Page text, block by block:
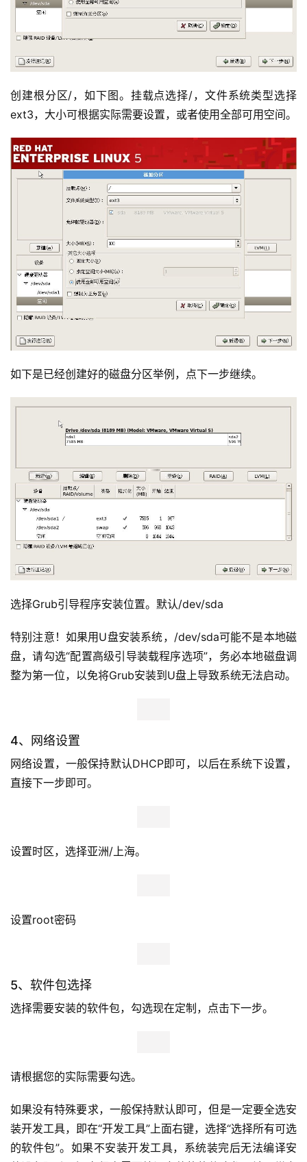
创建根分区/，如下图。挂载点选择/，文件系统类型选择
ext3，大小可根据实际需要设置，或者使用全部可用空间。
如下是已经创建好的磁盘分区举例，点下一步继续。
选择Grub引导程序安装位置。默认/dev/sda
特别注意！如果用U盘安装系统，/dev/sda可能不是本地磁
盘，请勾选“配置高级引导装载程序选项”，务必本地磁盘调
整为第一位，以免将Grub安装到U盘上导致系统无法启动。
直接下一步即可。